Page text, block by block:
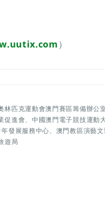
）
匹克運動會澳門賽區籌備辦公室
促進會、中國澳門電子競技運動
發展服務中心、澳門教區演藝文
遊局